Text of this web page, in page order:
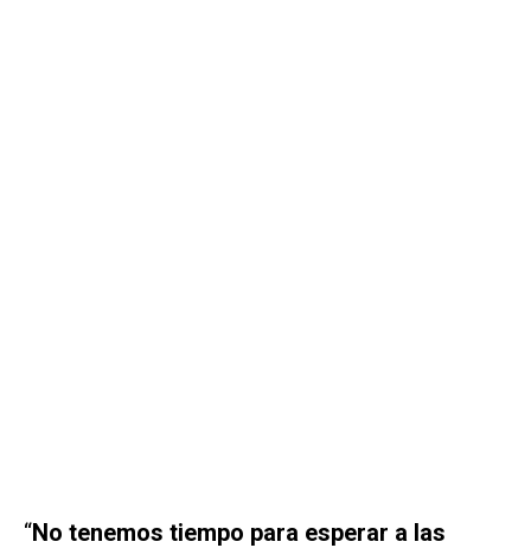
“No tenemos tiempo para esperar a las